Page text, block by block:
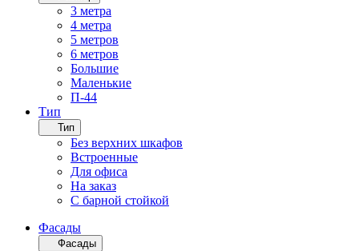
3 метра
4 метра
5 метров
6 метров
Большие
Маленькие
П-44
Тип
Тип
Без верхних шкафов
Встроенные
Для офиса
На заказ
С барной стойкой
Фасады
Фасады